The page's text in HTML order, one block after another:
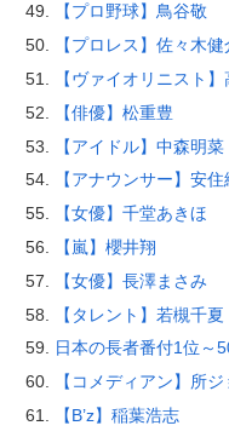
【プロ野球】鳥谷敬
【プロレス】佐々木
【ヴァイオリニスト
【俳優】松重豊
【アイドル】中森明菜
【アナウンサー】安
【女優】千堂あきほ
【嵐】櫻井翔
【女優】長澤まさみ
【タレント】若槻千夏
日本の長者番付1位～
【コメディアン】所
【B’z】稲葉浩志